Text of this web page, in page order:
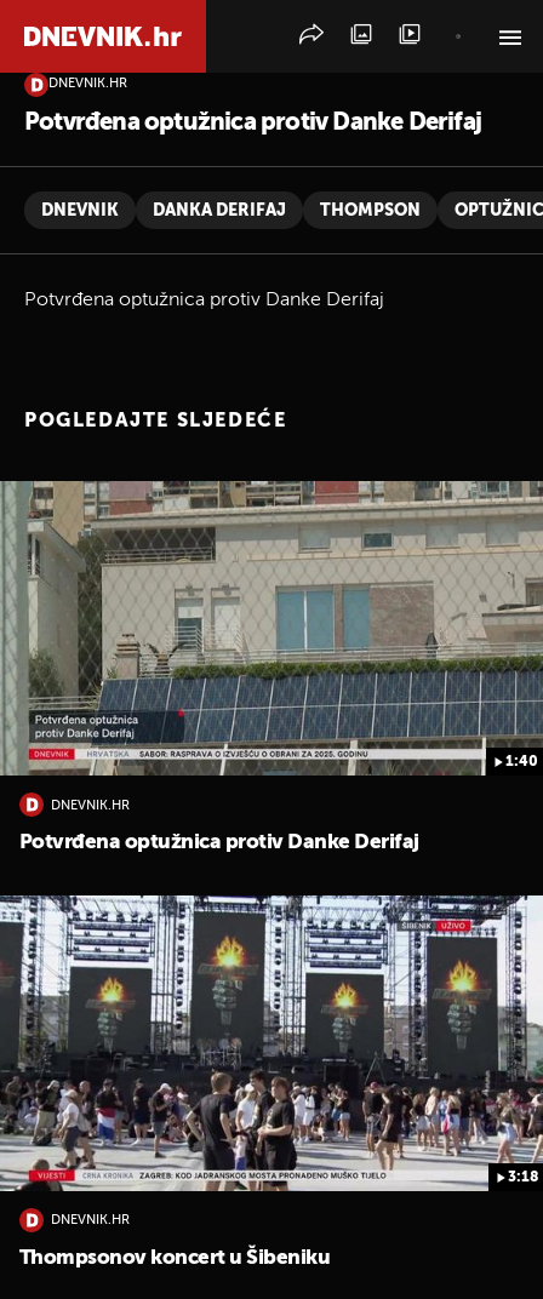
DNEVNIK.HR
Potvrđena optužnica protiv Danke Derifaj
DNEVNIK DANKA DERIFAJ THOMPSON
Potvrđena optužnica protiv Danke Derifaj
POGLEDAJTE SLJEDEĆE
1:40
DNEVNIK.HR
Potvrđena optužnica protiv Danke Derifaj
3:18
DNEVNIK.HR
Thompsonov koncert u Šibeniku
PRETRAŽITE VIJESTI